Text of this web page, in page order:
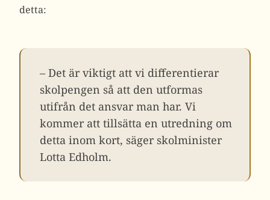
detta:
– Det är viktigt att vi differentierar
skolpengen så att den utformas
utifrån det ansvar man har. Vi
kommer att tillsätta en utredning om
detta inom kort, säger skolminister
Lotta Edholm.